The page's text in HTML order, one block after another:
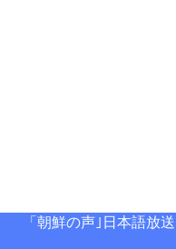
「朝鮮の声｣日本語放送